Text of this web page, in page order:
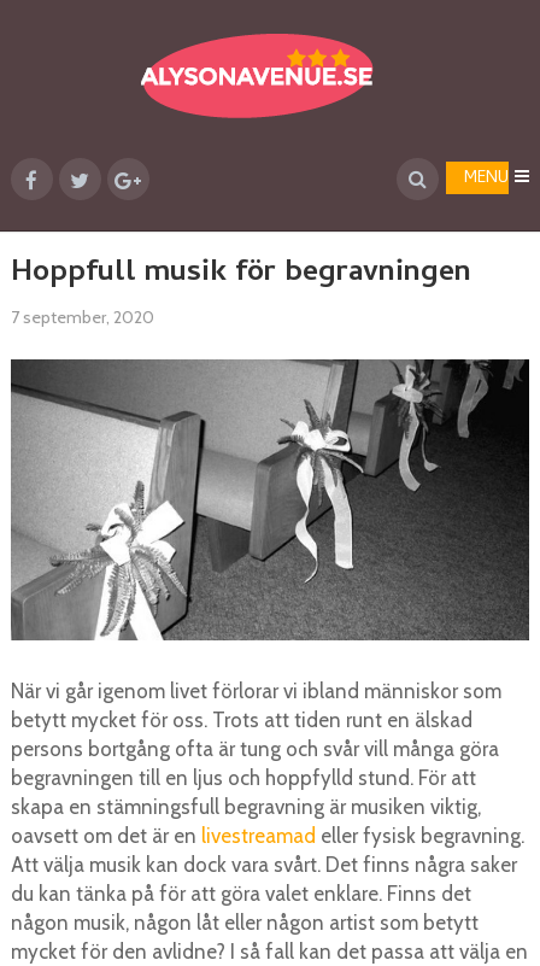
MENU
Hoppfull musik för begravningen
7 september, 2020
När vi går igenom livet förlorar vi ibland människor som
betytt mycket för oss. Trots att tiden runt en älskad
persons bortgång ofta är tung och svår vill många göra
begravningen till en ljus och hoppfylld stund. För att
skapa en stämningsfull begravning är musiken viktig,
oavsett om det är en livestreamad eller fysisk begravning.
Att välja musik kan dock vara svårt. Det finns några saker
du kan tänka på för att göra valet enklare. Finns det
någon musik, någon låt eller någon artist som betytt
mycket för den avlidne? I så fall kan det passa att välja en